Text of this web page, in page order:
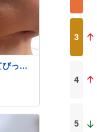
っく
管理す
3
4
5